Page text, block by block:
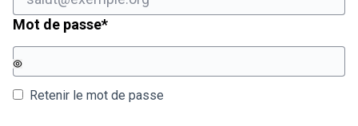
Mot de passe*Champ obligatoire
Retenir le mot de passe